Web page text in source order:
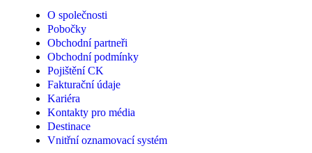
O společnosti
Pobočky
Obchodní partneři
Obchodní podmínky
Pojištění CK
Fakturační údaje
Kariéra
Kontakty pro média
Destinace
Vnitřní oznamovací systém